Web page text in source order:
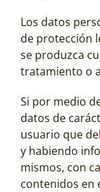
Los datos
de protección
se produzca
tratamiento o
Si por medio
datos de
usuario que
y habiendo
mismos, con
contenidos en